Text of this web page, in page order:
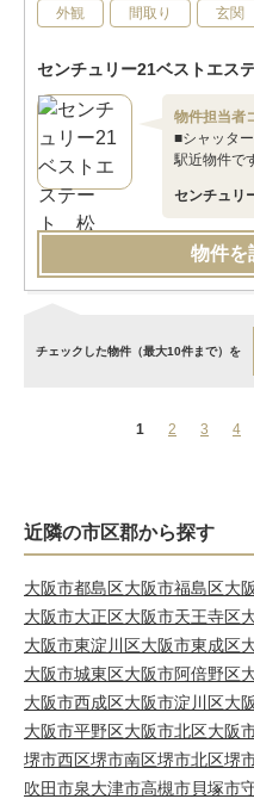
外観 間取り 玄関
センチュリー21ベストエス
物件担当者
■シャッタ
駅近物件で
センチュ
物件を
チェックした物件（最大10件まで）を
1 2 3 4
近隣の市区郡から探す
大阪市都島区大阪市福島区大
大阪市大正区大阪市天王寺区
大阪市東淀川区大阪市東成区
大阪市城東区大阪市阿倍野区
大阪市西成区大阪市淀川区大
大阪市平野区大阪市北区大阪
堺市西区堺市南区堺市北区堺
吹田市泉大津市高槻市貝塚市